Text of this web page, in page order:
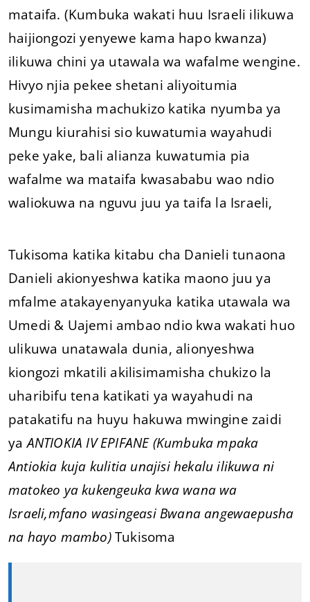
mataifa. (Kumbuka wakati huu Israeli ilikuwa
haijiongozi yenyewe kama hapo kwanza)
ilikuwa chini ya utawala wa wafalme wengine.
Hivyo njia pekee shetani aliyoitumia
kusimamisha machukizo katika nyumba ya
Mungu kiurahisi sio kuwatumia wayahudi
peke yake, bali alianza kuwatumia pia
wafalme wa mataifa kwasababu wao ndio
waliokuwa na nguvu juu ya taifa la Israeli,
Tukisoma katika kitabu cha Danieli tunaona
Danieli akionyeshwa katika maono juu ya
mfalme atakayenyanyuka katika utawala wa
Umedi & Uajemi ambao ndio kwa wakati huo
ulikuwa unatawala dunia, alionyeshwa
kiongozi mkatili akilisimamisha chukizo la
uharibifu tena katikati ya wayahudi na
patakatifu na huyu hakuwa mwingine zaidi
yaANTIOKIA IV EPIFANE (Kumbuka mpaka
Antiokia kuja kulitia unajisi hekalu ilikuwa ni
matokeo ya kukengeuka kwa wana wa
Israeli,mfano wasingeasi Bwana angewaepusha
na hayo mambo) Tukisoma